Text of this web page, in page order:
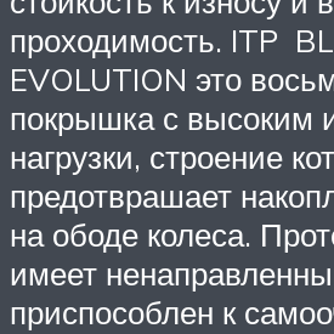
проходимость. ITP
EVOLUTION это
покрышка с высоким
нагрузки, строение
предотврашает
на ободе колеса.
имеет
приспособлен к